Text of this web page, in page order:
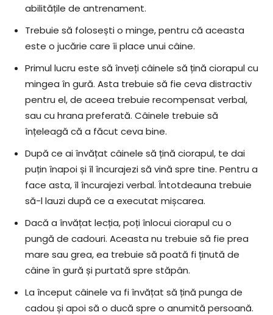
abilitățile de antrenament.
Trebuie să folosești o minge, pentru că aceasta
este o jucărie care îi place unui câine.
Primul lucru este să înveți câinele să țină ciorapul cu
mingea în gură. Asta trebuie să fie ceva distractiv
pentru el, de aceea trebuie recompensat verbal,
sau cu hrana preferată. Câinele trebuie să
înțeleagă că a făcut ceva bine.
După ce ai învățat câinele să țină ciorapul, te dai
puțin înapoi și îl încurajezi să vină spre tine. Pentru a
face asta, îl încurajezi verbal. Întotdeauna trebuie
să-l lauzi după ce a executat mișcarea.
Dacă a învățat lecția, poți înlocui ciorapul cu o
pungă de cadouri. Aceasta nu trebuie să fie prea
mare sau grea, ea trebuie să poată fi ținută de
câine în gură și purtată spre stăpân.
La început câinele va fi învățat să țină punga de
cadou și apoi să o ducă spre o anumită persoană.